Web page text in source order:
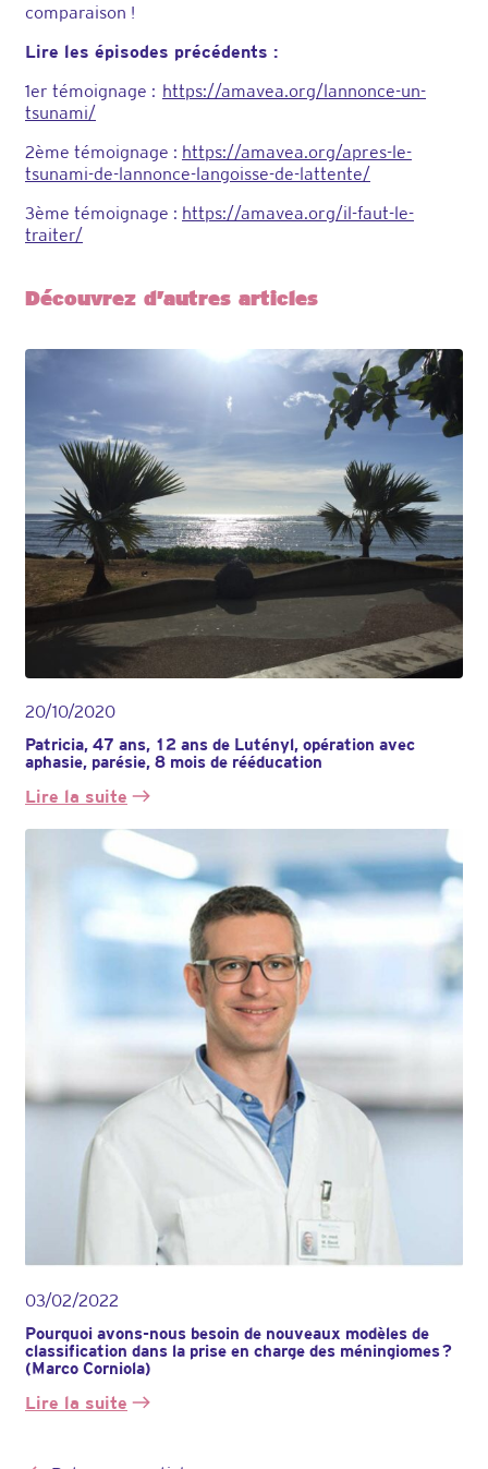
comparaison !
Lire les épisodes précédents :
1er témoignage : https://amavea.org/lannonce-un-
tsunami/
2ème témoignage : https://amavea.org/apres-le-
tsunami-de-lannonce-langoisse-de-lattente/
3ème témoignage : https://amavea.org/il-faut-le-
traiter/
Découvrez d’autres articles
20/10/2020
Patricia, 47 ans, 12 ans de Lutényl, opération avec
aphasie, parésie, 8 mois de rééducation
Lire la suite
:
Patricia,
aphasie,
mois
de
rééducation
03/02/2022
Pourquoi avons-nous besoin de nouveaux modèles de
classification dans la prise en charge des méningiomes ?
(Marco Corniola)
Lire la suite
: